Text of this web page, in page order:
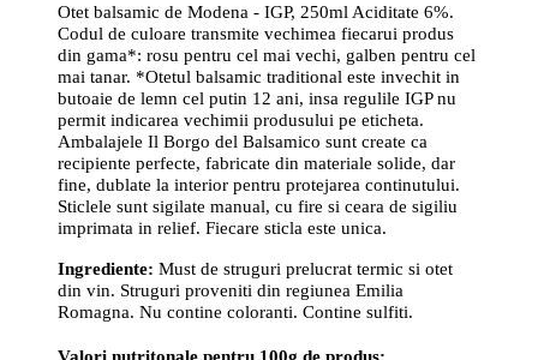
Otet balsamic de Modena - IGP, 250ml Aciditate 6%.
Codul de culoare transmite vechimea fiecarui produs
din gama*: rosu pentru cel mai vechi, galben pentru cel
mai tanar. *Otetul balsamic traditional este invechit in
butoaie de lemn cel putin 12 ani, insa regulile IGP nu
permit indicarea vechimii produsului pe eticheta.
Ambalajele Il Borgo del Balsamico sunt create ca
recipiente perfecte, fabricate din materiale solide, dar
fine, dublate la interior pentru protejarea continutului.
Sticlele sunt sigilate manual, cu fire si ceara de sigiliu
imprimata in relief. Fiecare sticla este unica.
Ingrediente: Must de struguri prelucrat termic si otet
din vin. Struguri proveniti din regiunea Emilia
Romagna. Nu contine coloranti. Contine sulfiti.